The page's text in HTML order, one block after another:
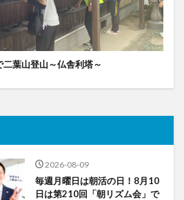
二葉山登山～仏舎利塔～
2026-08-09
毎週月曜日は朝活の日！8月10
日は第210回「朝リズム会」で